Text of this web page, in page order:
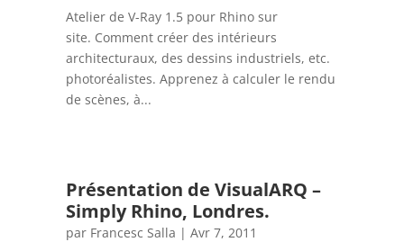
Atelier de V-Ray 1.5 pour Rhino sur
site. Comment créer des intérieurs
architecturaux, des dessins industriels, etc.
photoréalistes. Apprenez à calculer le rendu
de scènes, à...
Présentation de VisualARQ –
Simply Rhino, Londres.
par Francesc Salla |Avr 7, 2011